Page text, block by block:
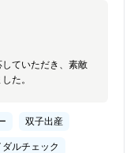
ていただき、素敵
た。
双子出産
ダルチェック